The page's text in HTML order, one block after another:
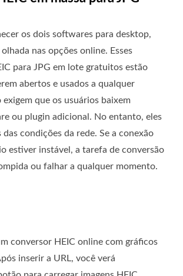
os dois softwares para desktop,
nas opções online. Esses
para JPG em lote gratuitos estão
abertos e usados ​​a qualquer
exigem que os usuários baixem
ou plugin adicional. No entanto, eles
das condições da rede. Se a conexão
estiver instável, a tarefa de conversão
ou falhar a qualquer momento.
conversor HEIC online com gráficos
inserir a URL, você verá